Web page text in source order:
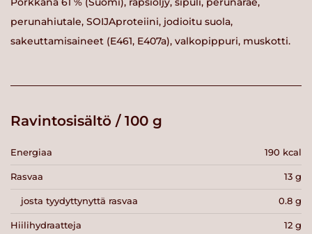
perunahiutale, SOIJAproteiini, jodioitu suola,
sakeuttamisaineet (E461, E407a), valkopippuri, muskotti.
Ravintosisältö / 100 g
Energiaa 190 kcal
Rasvaa 13 g
josta tyydyttynyttä rasvaa 0.8 g
Hiilihydraatteja 12 g